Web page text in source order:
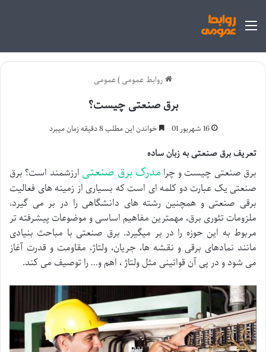
منو
روابط عمومی)عمومی
برق صنعتی چیست؟
16 شهریور 01 خواندن این مطلب 8 دقیقه زمان میبرد
تعریف برق صنعتی به زبان ساده
برق صنعتی چیست و چرامدرک برق صنعتی ارزشمند است؟ برق
صنعتی یک عبارت دو کلمه ای است که بسیاری از زمینه های فعالیت
برقی صنعتی و همچنین رشته های دانشگاهی را در بر می گیرد.
ملزومات تئوری برق، مهمترین مفاهیم اساسی و موضوعات پیشرفته تر
مربوط به این حوزه را در بر میگیرد. برق صنعتی با مباحث بنیادی
مانند نمادهای برقی و نقشه ها، جریان، ولتاژ، مقاومت و قدرت آغاز
می شود و در پی آن قوانینی مثل ولتاژ ، اهم و… را توصیف می کند.